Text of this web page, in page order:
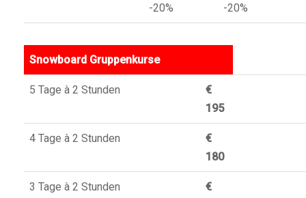
-20%
-20%
Snowboard Gruppenkurse
5 Tage à 2 Stunden
€
195
4 Tage à 2 Stunden
€
180
3 Tage à 2 Stunden
€